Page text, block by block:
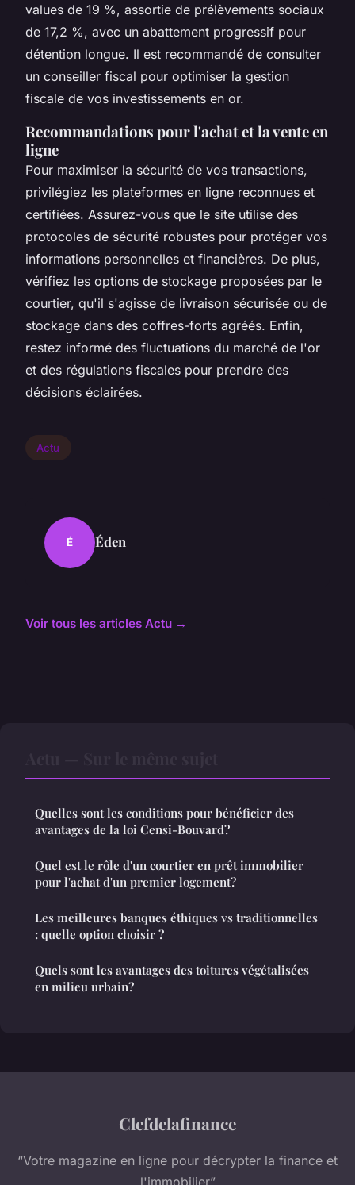
values de 19 %, assortie de prélèvements sociaux
de 17,2 %, avec un abattement progressif pour
détention longue. Il est recommandé de consulter
un conseiller fiscal pour optimiser la gestion
fiscale de vos investissements en or.
Recommandations pour l'achat et la vente en
ligne
Pour maximiser la sécurité de vos transactions,
privilégiez les plateformes en ligne reconnues et
certifiées. Assurez-vous que le site utilise des
protocoles de sécurité robustes pour protéger vos
informations personnelles et financières. De plus,
vérifiez les options de stockage proposées par le
courtier, qu'il s'agisse de livraison sécurisée ou de
stockage dans des coffres-forts agréés. Enfin,
restez informé des fluctuations du marché de l'or
et des régulations fiscales pour prendre des
décisions éclairées.
Actu
É Éden
Voir tous les articles Actu →
Quelles sont les conditions pour bénéficier des
avantages de la loi Censi-Bouvard?
Quel est le rôle d'un courtier en prêt immobilier
pour l'achat d'un premier logement?
Les meilleures banques éthiques vs traditionnelles
: quelle option choisir ?
Quels sont les avantages des toitures végétalisées
en milieu urbain?
Clefdelafinance
“Votre magazine en ligne pour décrypter la finance et
l'immobilier”